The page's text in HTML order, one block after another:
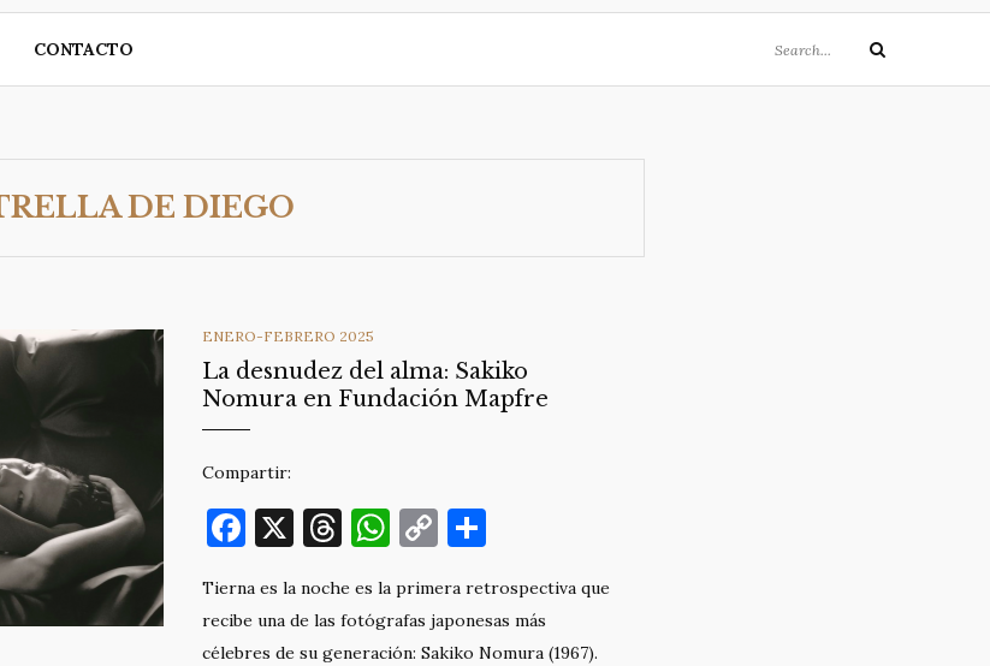
CONTACTO
for:
Search
DE DIEGO
CATEGORIES
ENERO-FEBRERO 2025
La desnudez del alma: Sakiko
Nomura en Fundación Mapfre
Compartir:
F
c
e
X T
re
a
W
at
s
C
p
y
m
p
Tierna es la noche es la primera retrospectiva que
recibe una de las fotógrafas japonesas más
célebres de su generación: Sakiko Nomura (1967).